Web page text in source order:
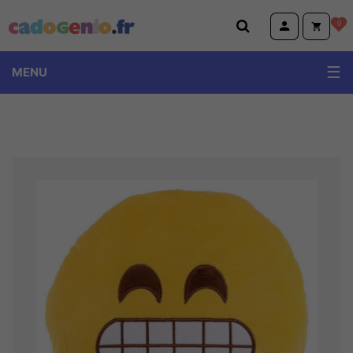
Cadogenio.fr 0
MENU
TOPModel Miss Melody Ylvi
Emoji et Animoji
Little Buddha et Wise Wings
Peluches Animotsu Keel Eco Wild Hugg'em
Dino World et Monster car
Harry Potter